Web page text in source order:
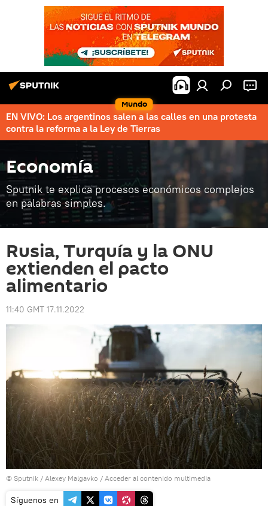
Mundo
EN VIVO: Los argentinos salen a las calles en una protesta
contra la reforma a la Ley de Tierras
Economía
Sputnik te explica procesos económicos complejos
en palabras simples.
Rusia, Turquía y la ONU
extienden el pacto
alimentario
11:40 GMT 17.11.2022
© Sputnik / Alexey Malgavko / Acceder al contenido multimedia
Síguenos en